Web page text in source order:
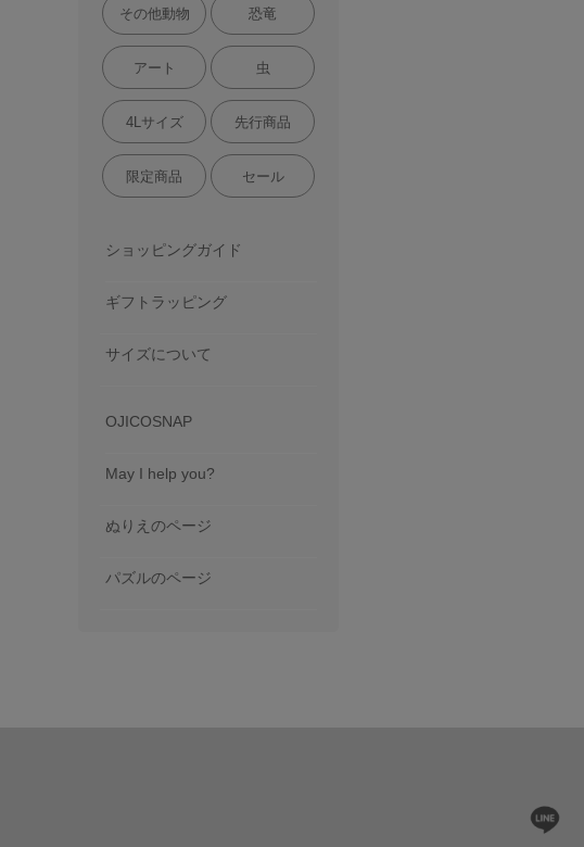
その他動物 恐竜
アート 虫
4Lサイズ 先行商品
限定商品 セール
ショッピングガイド
ギフトラッピング
サイズについて
OJICOSNAP
May I help you?
ぬりえのページ
パズルのページ